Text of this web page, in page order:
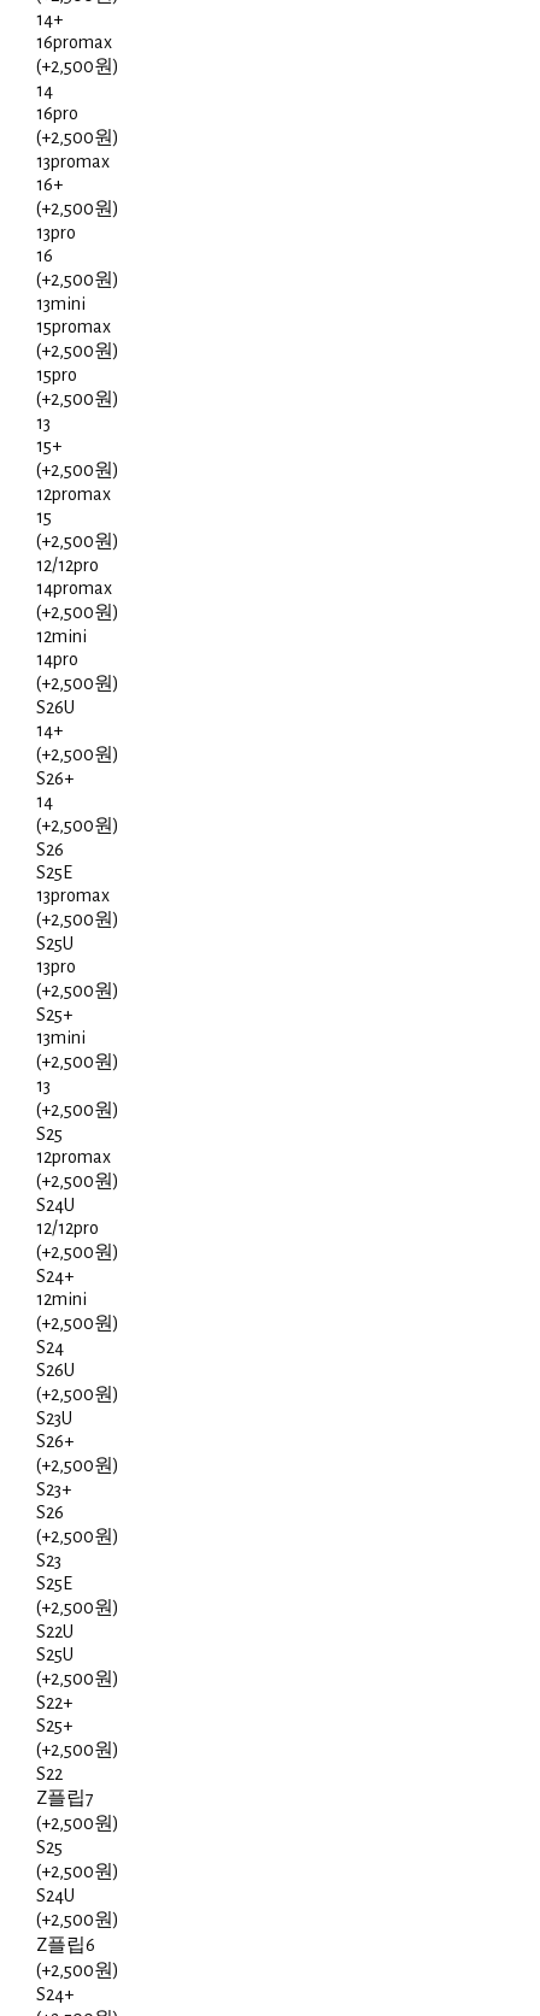
14+
16promax
(+2,500원)
14
16pro
(+2,500원)
13promax
16+
(+2,500원)
13pro
16
(+2,500원)
13mini
15promax
(+2,500원)
15pro
(+2,500원)
13
15+
(+2,500원)
12promax
15
(+2,500원)
12/12pro
14promax
(+2,500원)
12mini
14pro
(+2,500원)
S26U
14+
(+2,500원)
S26+
14
(+2,500원)
S26
S25E
13promax
(+2,500원)
S25U
13pro
(+2,500원)
S25+
13mini
(+2,500원)
13
(+2,500원)
S25
12promax
(+2,500원)
S24U
12/12pro
(+2,500원)
S24+
12mini
(+2,500원)
S24
S26U
(+2,500원)
S23U
S26+
(+2,500원)
S23+
S26
(+2,500원)
S23
S25E
(+2,500원)
S22U
S25U
(+2,500원)
S22+
S25+
(+2,500원)
S22
Z플립7
(+2,500원)
S25
(+2,500원)
S24U
(+2,500원)
Z플립6
(+2,500원)
S24+